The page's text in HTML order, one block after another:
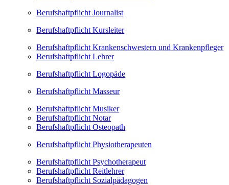
Berufshaftpflicht Journalist
Berufshaftpflicht Kursleiter
Berufshaftpflicht Krankenschwestern und Krankenpfleger
Berufshaftpflicht Lehrer
Berufshaftpflicht Logopäde
Berufshaftpflicht Masseur
Berufshaftpflicht Musiker
Berufshaftpflicht Notar
Berufshaftpflicht Osteopath
Berufshaftpflicht Physiotherapeuten
Berufshaftpflicht Psychotherapeut
Berufshaftpflicht Reitlehrer
Berufshaftpflicht Sozialpädagogen